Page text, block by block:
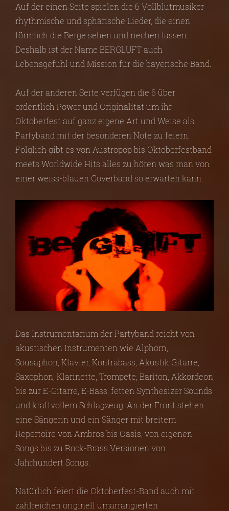
Auf der einen Seite spielen die 6 Vollblutmusiker
rhythmische und sphärische Lieder, die einen
förmlich die Berge sehen und riechen lassen.
Deshalb ist der Name BERGLUFT auch
Lebensgefühl und Mission für die bayerische Band.
Auf der anderen Seite verfügen die 6 über
ordentlich Power und Originalität um ihr
Oktoberfest auf ganz eigene Art und Weise als
Partyband mit der besonderen Note zu feiern.
Folglich gibt es von Austropop bis Oktoberfestband
meets Worldwide Hits alles zu hören was man von
einer weiss-blauen Coverband so erwarten kann.
Das Instrumentarium der Partyband reicht von
akustischen Instrumenten wie Alphorn,
Sousaphon, Klavier, Kontrabass, Akustik Gitarre,
Saxophon, Klarinette, Trompete, Bariton, Akkordeon
bis zur E-Gitarre, E-Bass, fetten Synthesizer Sounds
und kraftvollem Schlagzeug. An der Front stehen
eine Sängerin und ein Sänger mit breitem
Repertoire von Ambros bis Oasis, von eigenen
Songs bis zu Rock-Brass Versionen von
Jahrhundert Songs.
Natürlich feiert die Oktoberfest-Band auch mit
zahlreichen originell umarrangierten